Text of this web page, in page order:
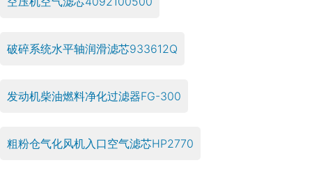
破碎系统水平轴润滑滤芯933612Q
发动机柴油燃料净化过滤器FG-300
粗粉仓气化风机入口空气滤芯HP2770